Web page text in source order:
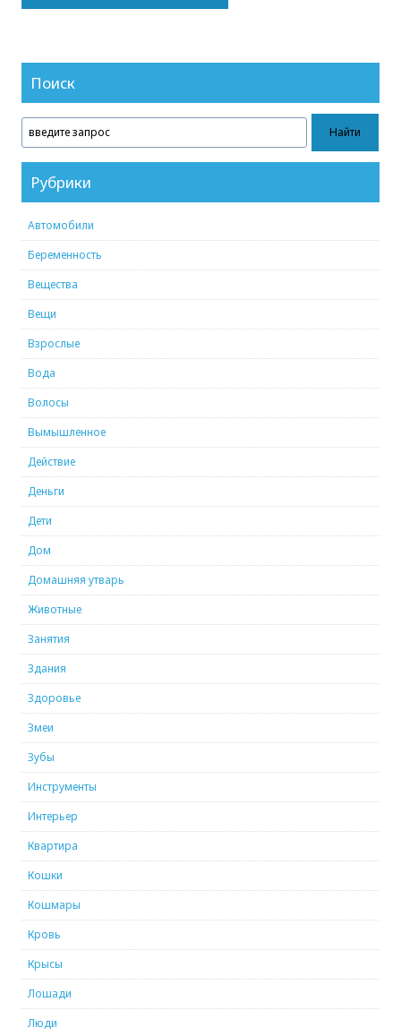
Поиск
Рубрики
Автомобили
Беременность
Вещества
Вещи
Взрослые
Вода
Волосы
Вымышленное
Действие
Деньги
Дети
Дом
Домашняя утварь
Животные
Занятия
Здания
Здоровье
Змеи
Зубы
Инструменты
Интерьер
Квартира
Кошки
Кошмары
Кровь
Крысы
Лошади
Люди